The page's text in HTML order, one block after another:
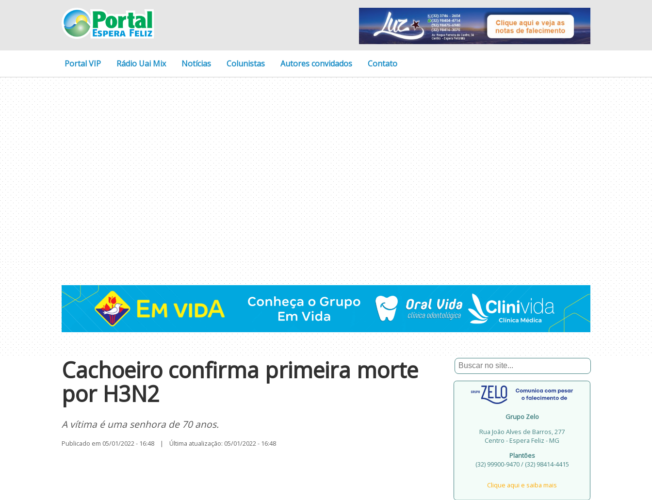
Portal VIP Rádio Uai Mix Notícias Colunistas Autores convidados Contato
Cachoeiro confirma primeira morte
por H3N2
A vítima é uma senhora de 70 anos.
Publicado em 05/01/2022 - 16:48 | Última atualização: 05/01/2022 - 16:48
Grupo Zelo
Rua João Alves de Barros, 277
Centro - Espera Feliz - MG
Plantões
(32) 99900-9470 / (32) 98414-4415
Clique aqui e saiba mais